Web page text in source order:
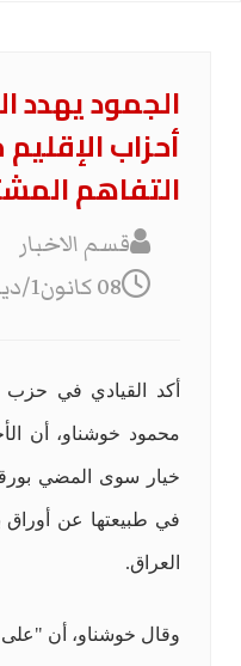
الجمود يهدد
أحزاب
التفاهم
قسم الاخبار
08 كانون1/ديسمبر 2025
أكد القيادي في حزب
محمود خوشناو، أن
خيار سوى المضي
في طبيعتها عن أوراق
العراق.
وقال خوشناو، أن "على